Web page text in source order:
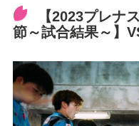
【2023プレナ
節～試合結果～】